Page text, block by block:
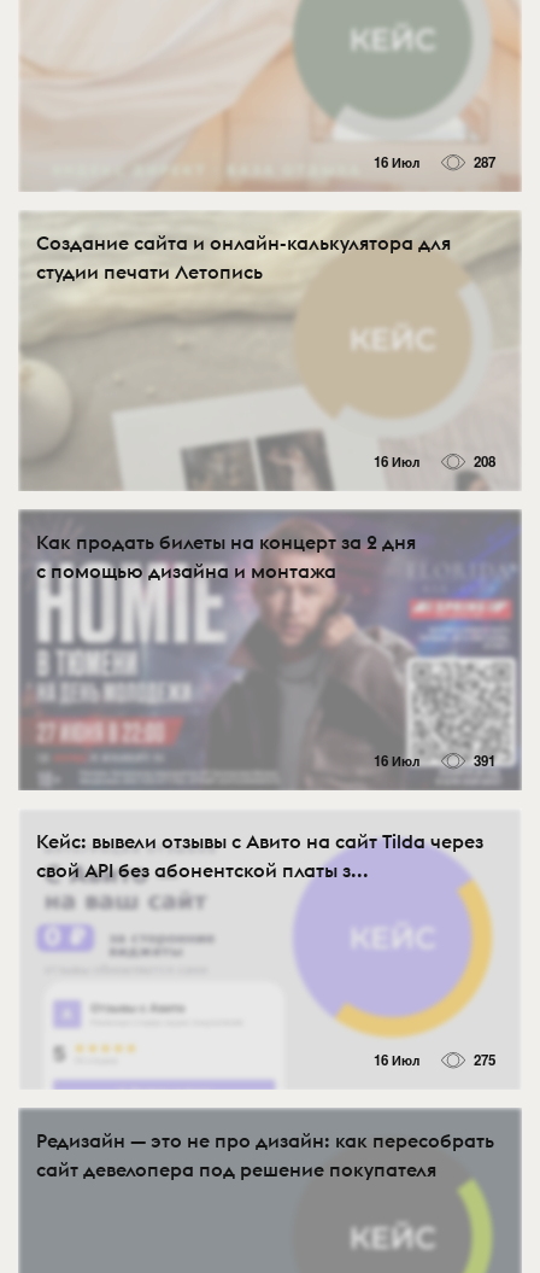
16 Июл 287
Создание сайта и онлайн-калькулятора для
студии печати Летопись
16 Июл 208
Как продать билеты на концерт за 2 дня
с помощью дизайна и монтажа
16 Июл 391
Кейс: вывели отзывы с Авито на сайт Tilda через
свой API без абонентской платы з...
16 Июл 275
Редизайн — это не про дизайн: как пересобрать
сайт девелопера под решение покупателя